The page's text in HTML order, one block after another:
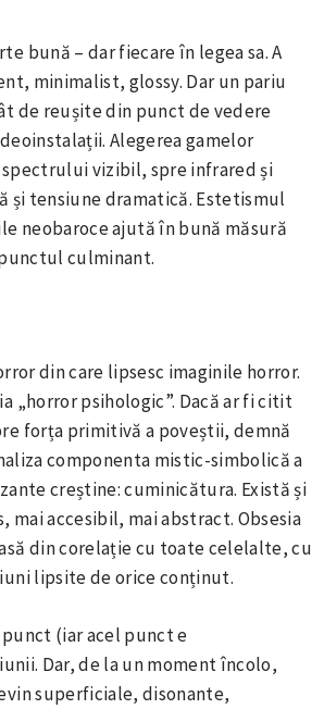
bună – dar fiecare în legea sa. A
minimalist, glossy. Dar un pariu
de reușite din punct de vedere
Alegerea gamelor
vizibil, spre infrared și
și tensiune dramatică. Estetismul
neobaroce ajută în bună măsură
culminant.
din care lipsesc imaginile horror.
„horror psihologic”. Dacă ar fi citit
forța primitivă a poveștii, demnă
componenta mistic-simbolică a
creștine: cuminicătura. Există și
accesibil, mai abstract. Obsesia
din corelație cu toate celelalte, cu
lipsite de orice conținut.
(iar acel punct e
Dar, de la un moment încolo,
superficiale, disonante,